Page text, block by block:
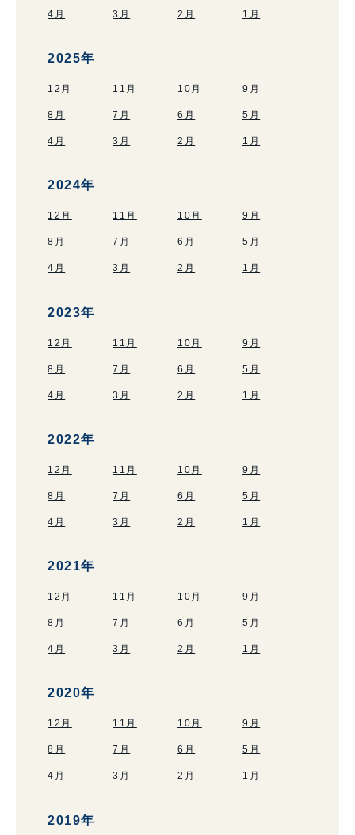
4月 3月 2月 1月
2025年
12月 11月 10月 9月
8月 7月 6月 5月
4月 3月 2月 1月
2024年
12月 11月 10月 9月
8月 7月 6月 5月
4月 3月 2月 1月
2023年
12月 11月 10月 9月
8月 7月 6月 5月
4月 3月 2月 1月
2022年
12月 11月 10月 9月
8月 7月 6月 5月
4月 3月 2月 1月
2021年
12月 11月 10月 9月
8月 7月 6月 5月
4月 3月 2月 1月
2020年
12月 11月 10月 9月
8月 7月 6月 5月
4月 3月 2月 1月
2019年